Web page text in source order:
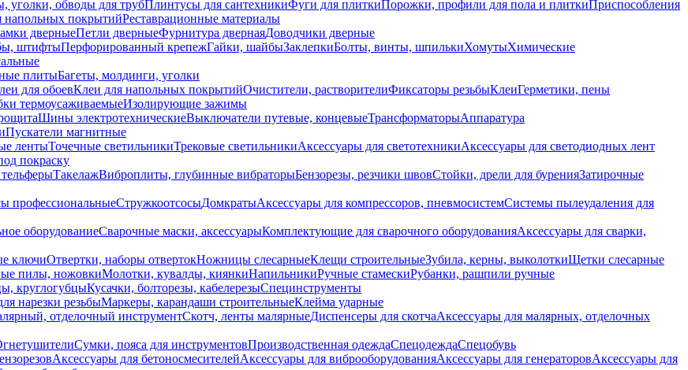
уголки, обводы для трубПлинтусы для сантехникиФуги для плиткиПорожки, профили для пола и плиткиПриспособления
напольных покрытийРеставрационные материалы
дверныеПетли дверныеФурнитура двернаяДоводчики дверные
штифтыПерфорированный крепежГайки, шайбыЗаклепкиБолты, винты, шпилькиХомутыХимические
плитыБагеты, молдинги, уголки
для обоевКлеи для напольных покрытийОчистители, растворителиФиксаторы резьбыКлеиГерметики, пены
термоусаживаемыеИзолирующие зажимы
Шины электротехническиеВыключатели путевые, концевыеТрансформаторыАппаратура
Пускатели магнитные
лентыТочечные светильникиТрековые светильникиАксессуары для светотехникиАксессуары для светодиодных лент
покраску
ТакелажВиброплиты, глубинные вибраторыБензорезы, резчики швовСтойки, дрели для буренияЗатирочные
профессиональныеСтружкоотсосыДомкратыАксессуары для компрессоров, пневмосистемСистемы пылеудаления для
оборудованиеСварочные маски, аксессуарыКомплектующие для сварочного оборудованияАксессуары для сварки,
ключиОтвертки, наборы отвертокНожницы слесарныеКлещи строительныеЗубила, керны, выколоткиЩетки слесарные
пилы, ножовкиМолотки, кувалды, киянкиНапильникиРучные стамескиРубанки, рашпили ручные
круглогубцыКусачки, болторезы, кабелерезыСпецинструменты
нарезки резьбыМаркеры, карандаши строительныеКлейма ударные
отделочный инструментСкотч, ленты малярныеДиспенсеры для скотчаАксессуары для малярных, отделочных
Сумки, пояса для инструментовПроизводственная одеждаСпецодеждаСпецобувь
Аксессуары для бетоносмесителейАксессуары для виброоборудованияАксессуары для генераторовАксессуары для